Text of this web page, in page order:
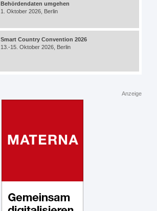
Behördendaten umgehen
1. Oktober 2026, Berlin
Smart Country Convention 2026
13.-15. Oktober 2026, Berlin
Anzeige